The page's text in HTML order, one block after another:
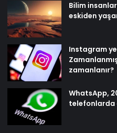
Bilim
eskiden
Instagram
zamanlanır?
WhatsApp,
telefonlarda